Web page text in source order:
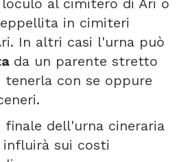
al cimitero di Ari o
in cimiteri
In altri casi l'urna può
da un parente stretto
tenerla con se oppure
finale dell'urna cineraria
sui costi